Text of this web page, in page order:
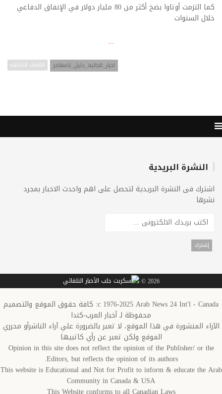
كما التزمت أوتاوا بضخ أكثر من 80 مليار دولار في الإنفاق الدفاعي
خلال السنوات
...
الكلمات الدلائليه اخبار_الجالية_دليل_تامهاجر
النشرة البريدية
اشترك فى النشرة البريدية لتحصل على اهم واحدث الاخبار بمجرد
نشرها
2026 ©
c 1976-2025 Arab News 24 Int'l - Canada: كافة حقوق الموقع والتصميم
محفوظة لـ أخبار العرب-كندا
الآراء المنشورة في هذا الموقع، لا تعبر بالضرورة علي آراء الناشرأو محرري
الموقع ولكن تعبر عن رأي كاتبيها
Opinion in this site does not reflect the opinion of the Publisher/ or the
Editors, but reflects the opinion of its authors.
This website is Educational and Not for Profit to inform & educate the Arab
Community in Canada & USA